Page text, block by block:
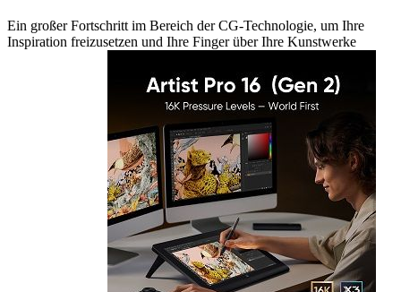
Ein großer Fortschritt im Bereich der CG-Technologie, um Ihre
Inspiration freizusetzen und Ihre Finger über Ihre Kunstwerke